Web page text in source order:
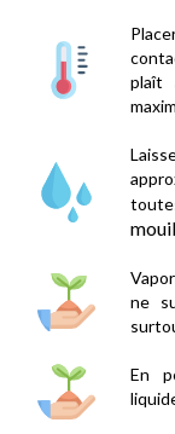
plaît
ne
En